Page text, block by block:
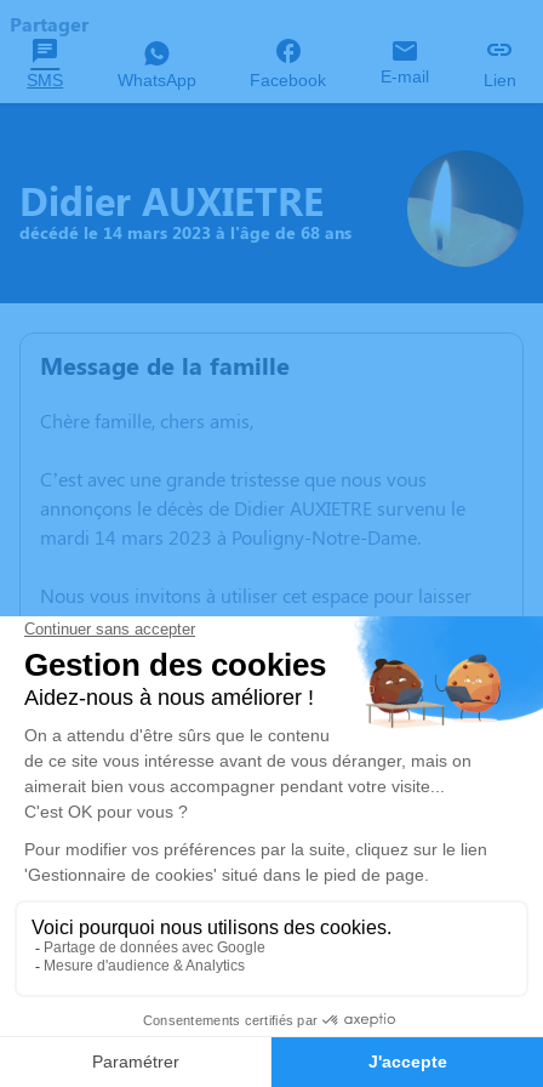
Faire-part Hommages
Partager
SMS WhatsApp Facebook E-mail Lien
Didier AUXIETRE
décédé le 14 mars 2023 à l'âge de 68 ans
Message de la famille
Chère famille, chers amis,
C’est avec une grande tristesse que nous vous
annonçons le décès de Didier AUXIETRE survenu le
mardi 14 mars 2023 à Pouligny-Notre-Dame.
Nous vous invitons à utiliser cet espace pour laisser
vos condoléances, partager des photos souvenirs, une
anecdote ou exprimer vos pensées à travers des
poèmes ou des textes. Cet endroit est un lieu
d'expression dédié à honorer la mémoire de Didier
AUXIETRE.
Un service de plantation d’arbre hommage est
disponible ici.
Je rends hommage
Cérémonie civile
Je rends hommage